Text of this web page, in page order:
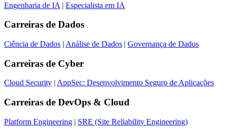
Engenharia de IA | Especialista em IA
Carreiras de Dados
Ciência de Dados | Análise de Dados | Governança de Dados
Carreiras de Cyber
Cloud Security | AppSec: Desenvolvimento Seguro de Aplicações
Carreiras de DevOps & Cloud
Platform Engineering | SRE (Site Reliability Engineering)